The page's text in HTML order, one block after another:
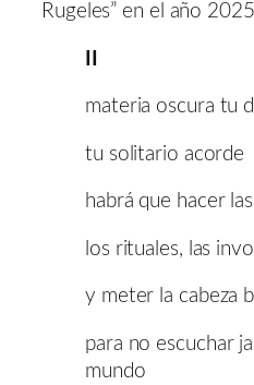
Rugeles” en el año
materia oscura tu
tu solitario acorde
habrá que hacer
los rituales, las
y meter la cabeza
para no escuchar
mundo